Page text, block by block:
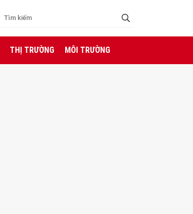
THỊ TRƯỜNG MÔI TRƯỜNG